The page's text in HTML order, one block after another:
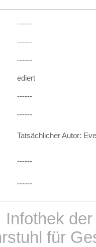
------
------
------
ediert
------
------
Tatsächlicher Autor:
------
------
Infothek
für